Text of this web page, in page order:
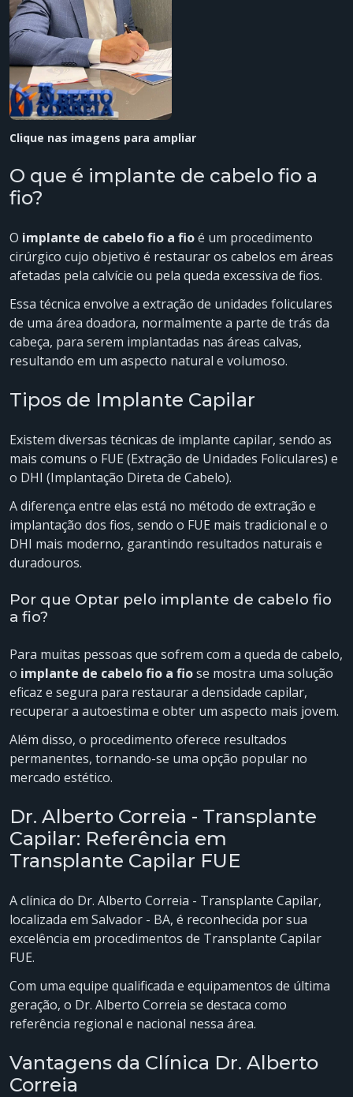
Clique nas imagens para ampliar
O que é implante de cabelo fio a
fio?
O implante de cabelo fio a fioé um procedimento
cirúrgico cujo objetivo é restaurar os cabelos em áreas
afetadas pela calvície ou pela queda excessiva de fios.
Essa técnica envolve a extração de unidades foliculares
de uma área doadora, normalmente a parte de trás da
cabeça, para serem implantadas nas áreas calvas,
resultando em um aspecto natural e volumoso.
Tipos de Implante Capilar
Existem diversas técnicas de implante capilar, sendo as
mais comuns o FUE (Extração de Unidades Foliculares) e
o DHI (Implantação Direta de Cabelo).
A diferença entre elas está no método de extração e
implantação dos fios, sendo o FUE mais tradicional e o
DHI mais moderno, garantindo resultados naturais e
duradouros.
Por que Optar pelo implante de cabelo fio
a fio?
Para muitas pessoas que sofrem com a queda de cabelo,
o implante de cabelo fio a fiose mostra uma solução
eficaz e segura para restaurar a densidade capilar,
recuperar a autoestima e obter um aspecto mais jovem.
Além disso, o procedimento oferece resultados
permanentes, tornando-se uma opção popular no
mercado estético.
Dr. Alberto Correia - Transplante
Capilar: Referência em
Transplante Capilar FUE
A clínica do Dr. Alberto Correia - Transplante Capilar,
localizada em Salvador - BA, é reconhecida por sua
excelência em procedimentos de Transplante Capilar
FUE.
Com uma equipe qualificada e equipamentos de última
geração, o Dr. Alberto Correia se destaca como
referência regional e nacional nessa área.
Vantagens da Clínica Dr. Alberto
Correia